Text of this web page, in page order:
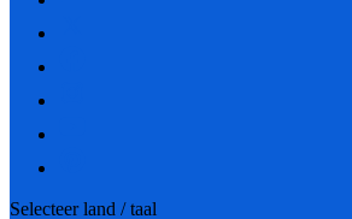
Selecteer land / taal